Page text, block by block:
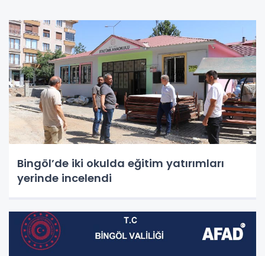
Bingöl’de iki okulda eğitim yatırımları
yerinde incelendi